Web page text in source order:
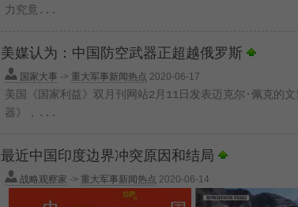
力究竟...
美媒认为：中国防空武器正超越俄罗斯
国家大事 -> 重大军事新闻热点 2020-06-17
美国《国家利益》双月刊网站2月11日发表迈克尔·佩克的
器》，...
最近中国印度边界冲突原因和结局
战略观察家 -> 重大军事新闻热点 2020-06-14